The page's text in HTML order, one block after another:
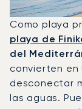
Como playa
playa de
del
convierten
desconectar
las aguas.